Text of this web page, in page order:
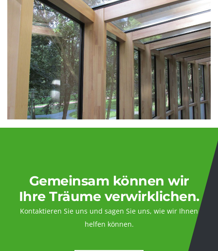
Gemeinsam können wir
Ihre Träume verwirklichen.
Kontaktieren Sie uns und sagen Sie uns, wie wir Ihnen
helfen können.